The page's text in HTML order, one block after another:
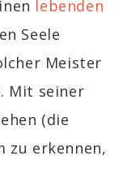
lebenden
Seele
Meister
Mit seiner
(die
zu erkennen,